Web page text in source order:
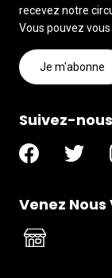
recevez notre
Vous pouvez
Je m'abonne
Suivez-nous
Venez